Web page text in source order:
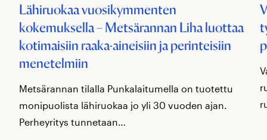
Lähiruokaa vuosikymmenten
kokemuksella – Metsärannan Liha luottaa
kotimaisiin raaka-aineisiin ja perinteisiin
menetelmiin
Metsärannan tilalla Punkalaitumella on tuotettu
monipuolista lähiruokaa jo yli 30 vuoden ajan.
Perheyritys tunnetaan…